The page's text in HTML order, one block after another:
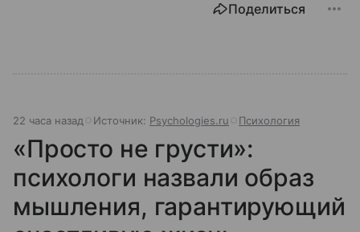
Поделиться
22 часа назад Источник: Psychologies.ru Психология
«Просто не грусти»:
психологи назвали образ
мышления, гарантирующий